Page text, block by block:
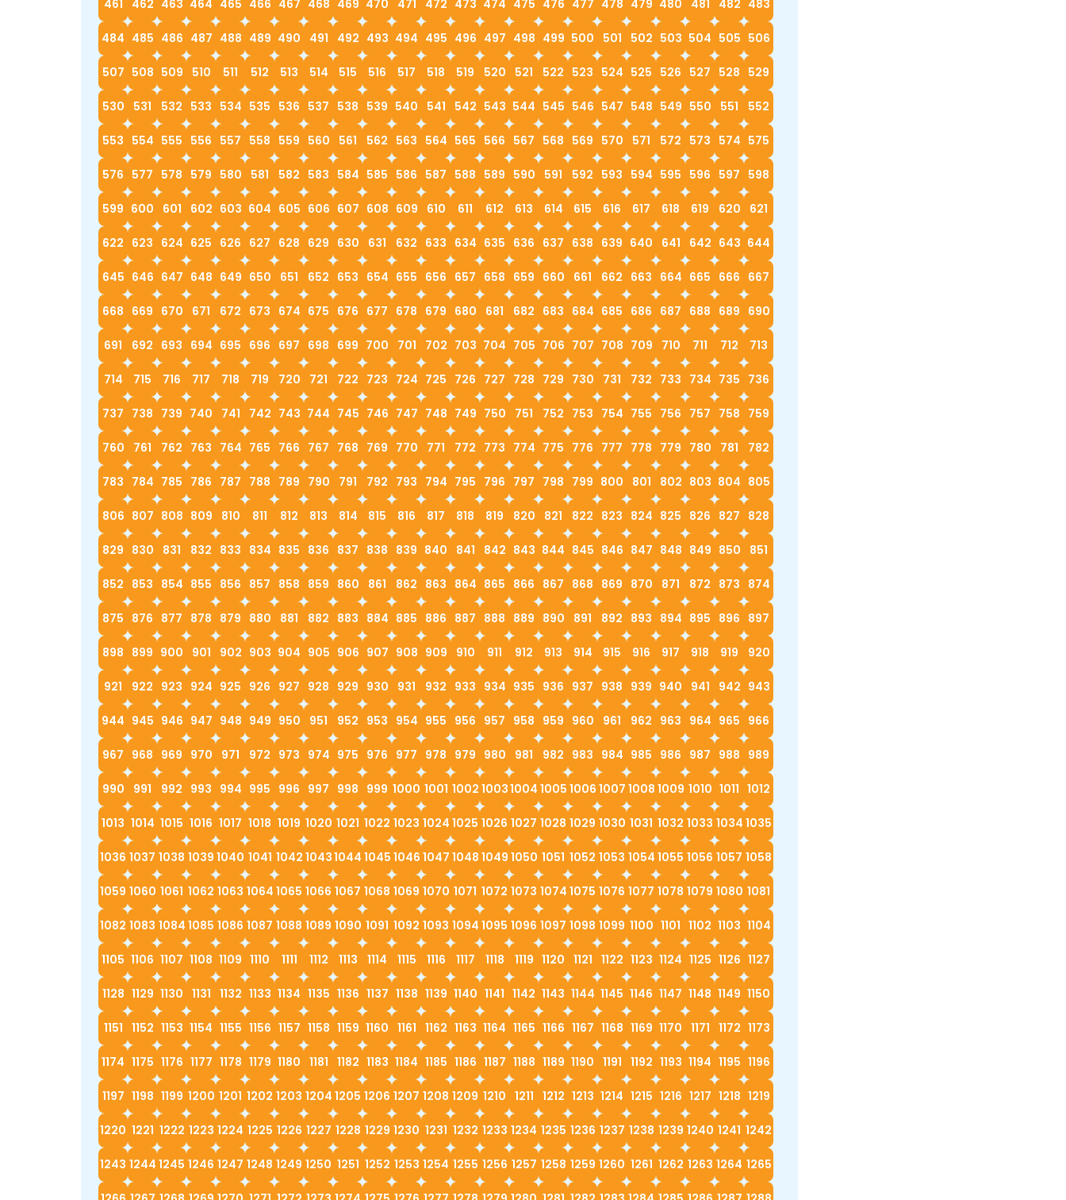
461 462 463 464 465 466 467 468 469 470 471 472 473 474 475 476 477 478 479 480 481 482 483
484 485 486 487 488 489 490 491 492 493 494 495 496 497 498 499 500 501 502 503 504 505 506
507 508 509 510 511 512 513 514 515 516 517 518 519 520 521 522 523 524 525 526 527 528 529
530 531 532 533 534 535 536 537 538 539 540 541 542 543 544 545 546 547 548 549 550 551 552
553 554 555 556 557 558 559 560 561 562 563 564 565 566 567 568 569 570 571 572 573 574 575
576 577 578 579 580 581 582 583 584 585 586 587 588 589 590 591 592 593 594 595 596 597 598
599 600 601 602 603 604 605 606 607 608 609 610 611 612 613 614 615 616 617 618 619 620 621
622 623 624 625 626 627 628 629 630 631 632 633 634 635 636 637 638 639 640 641 642 643 644
645 646 647 648 649 650 651 652 653 654 655 656 657 658 659 660 661 662 663 664 665 666 667
668 669 670 671 672 673 674 675 676 677 678 679 680 681 682 683 684 685 686 687 688 689 690
691 692 693 694 695 696 697 698 699 700 701 702 703 704 705 706 707 708 709 710 711 712 713
714 715 716 717 718 719 720 721 722 723 724 725 726 727 728 729 730 731 732 733 734 735 736
737 738 739 740 741 742 743 744 745 746 747 748 749 750 751 752 753 754 755 756 757 758 759
760 761 762 763 764 765 766 767 768 769 770 771 772 773 774 775 776 777 778 779 780 781 782
783 784 785 786 787 788 789 790 791 792 793 794 795 796 797 798 799 800 801 802 803 804 805
806 807 808 809 810 811 812 813 814 815 816 817 818 819 820 821 822 823 824 825 826 827 828
829 830 831 832 833 834 835 836 837 838 839 840 841 842 843 844 845 846 847 848 849 850 851
852 853 854 855 856 857 858 859 860 861 862 863 864 865 866 867 868 869 870 871 872 873 874
875 876 877 878 879 880 881 882 883 884 885 886 887 888 889 890 891 892 893 894 895 896 897
898 899 900 901 902 903 904 905 906 907 908 909 910 911 912 913 914 915 916 917 918 919 920
921 922 923 924 925 926 927 928 929 930 931 932 933 934 935 936 937 938 939 940 941 942 943
944 945 946 947 948 949 950 951 952 953 954 955 956 957 958 959 960 961 962 963 964 965 966
967 968 969 970 971 972 973 974 975 976 977 978 979 980 981 982 983 984 985 986 987 988 989
990 991 992 993 994 995 996 997 998 999 1000 1001 1002 10031004 1005 1006 1007 1008 1009 1010 1011 1012
1013 1014 1015 1016 1017 1018 1019 1020 1021 1022 1023 1024 1025 1026 1027 1028 1029 1030 1031 1032 1033 1034 1035
1036 1037 1038 1039 1040 1041 1042 10431044 1045 1046 1047 1048 1049 1050 1051 1052 1053 1054 1055 1056 1057 1058
1059 1060 1061 1062 1063 1064 1065 1066 1067 1068 1069 1070 1071 1072 1073 1074 1075 1076 1077 1078 1079 1080 1081
1082 1083 1084 1085 1086 1087 1088 1089 1090 1091 1092 1093 1094 1095 1096 1097 1098 1099 1100 1101 1102 1103 1104
1105 1106 1107 1108 1109 1110 1111 1112 1113 1114 1115 1116 1117 1118 1119 1120 1121 1122 1123 1124 1125 1126 1127
1128 1129 1130 1131 1132 1133 1134 1135 1136 1137 1138 1139 1140 1141 1142 1143 1144 1145 1146 1147 1148 1149 1150
1151 1152 1153 1154 1155 1156 1157 1158 1159 1160 1161 1162 1163 1164 1165 1166 1167 1168 1169 1170 1171 1172 1173
1174 1175 1176 1177 1178 1179 1180 1181 1182 1183 1184 1185 1186 1187 1188 1189 1190 1191 1192 1193 1194 1195 1196
1197 1198 1199 1200 1201 1202 1203 1204 1205 1206 1207 1208 1209 1210 1211 1212 1213 1214 1215 1216 1217 1218 1219
1220 1221 1222 1223 1224 1225 1226 1227 1228 1229 1230 1231 1232 1233 1234 1235 1236 1237 1238 1239 1240 1241 1242
1243 1244 1245 1246 1247 1248 1249 1250 1251 1252 1253 1254 1255 1256 1257 1258 1259 1260 1261 1262 1263 1264 1265